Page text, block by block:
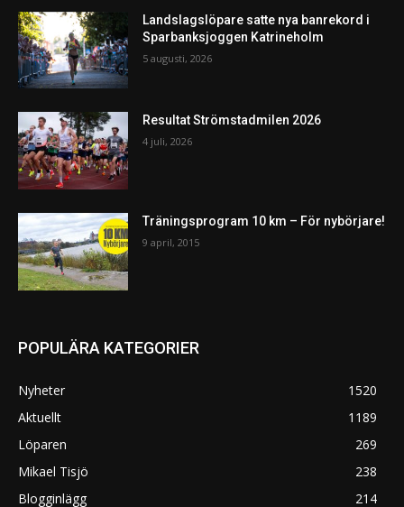
Landslagslöpare satte nya banrekord i
Sparbanksjoggen Katrineholm
5 augusti, 2026
Resultat Strömstadmilen 2026
4 juli, 2026
Träningsprogram 10 km – För nybörjare!
9 april, 2015
POPULÄRA KATEGORIER
Nyheter
1520
Aktuellt
1189
Löparen
269
Mikael Tisjö
238
Blogginlägg
214